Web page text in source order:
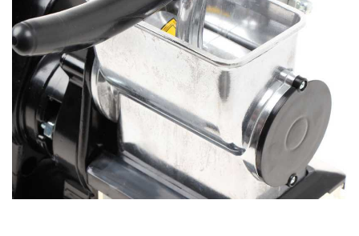
Rogneuses de souches
Rouleaux pour tracteur
S
Scies à os
Scies à Ruban
Scies alternatives à batterie
Scies de jardin télescopiques
Sécateurs électriques à batterie
Sécateurs et Échenilloirs manuels
I
Idromatic
Il-Tec
Imperia
Infaco
Intec
Intex
Italyco